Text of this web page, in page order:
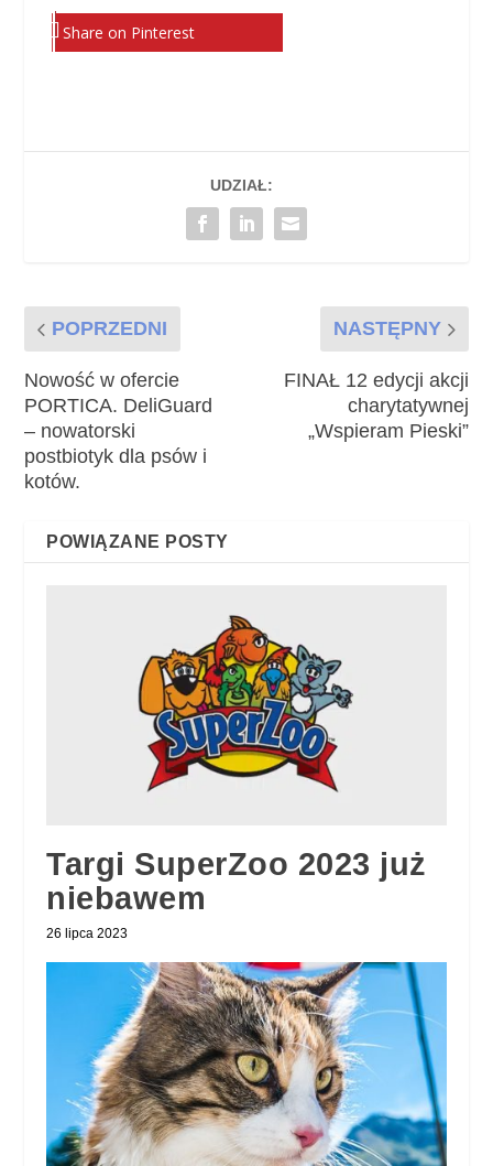
Share on Pinterest
UDZIAŁ:
POPRZEDNI
Nowość w ofercie
PORTICA. DeliGuard
– nowatorski
postbiotyk dla psów i
kotów.
NASTĘPNY
FINAŁ 12 edycji akcji
charytatywnej
„Wspieram Pieski”
POWIĄZANE POSTY
Targi SuperZoo 2023 już
niebawem
26 lipca 2023